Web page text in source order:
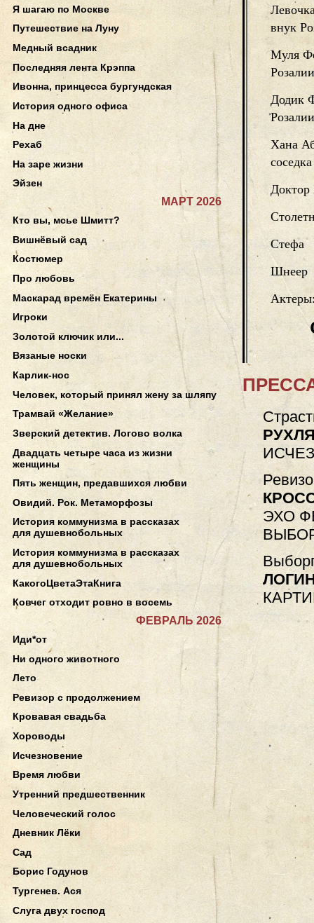
внук
Муля
Додик
Хана
Доктор
Стефа
Шнеер
ЭХО
Я шагаю по Москве
Путешествие на Луну
Медный всадник
Последняя лента Крэппа
Ивонна, принцесса бургундская
История одного офиса
На дне
Рехаб
На заре жизни
Эйзен
МАРТ 2026
Кто вы, мсье Шмитт?
Вишнёвый сад
Костюмер
Про любовь
Маскарад времён Екатерины
Игроки
Золотой ключик или...
Вязаные носки
Карлик-нос
Человек, который принял жену за шляпу
Трамвай «Желание»
Зверский детектив. Логово волка
Двадцать четыре часа из жизни
женщины
Пять женщин, предавшихся любви
Овидий. Рок. Метаморфозы
История коммунизма в рассказах
для душевнобольных
История коммунизма в рассказах
для душевнобольных
КакогоЦветаЭтаКнига
Ковчег отходит ровно в восемь
ФЕВРАЛЬ 2026
Иди*от
Ни одного животного
Лето
Ревизор с продолжением
Кровавая свадьба
Хороводы
Исчезновение
Время любви
Утренний предшественник
Человеческий голос
Дневник Лёки
Сад
Борис Годунов
Тургенев. Ася
Слуга двух господ